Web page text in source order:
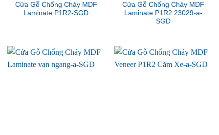
Cửa Gỗ Chống Cháy MDF
Laminate P1R2-SGD
Cửa Gỗ Chống Cháy MDF
Laminate P1R2 23029-a-
SGD